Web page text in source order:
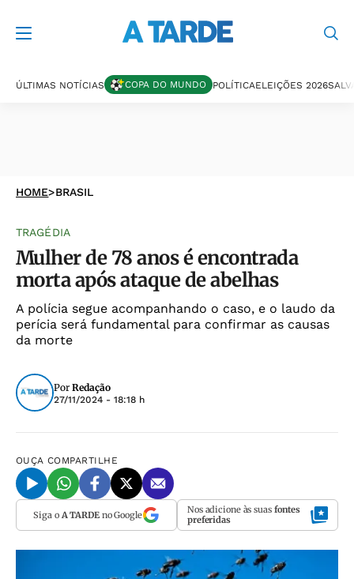
ÚLTIMAS NOTÍCIAS COPA DO MUNDO POLÍTICAELEIÇÕES 2026
HOME>BRASIL
TRAGÉDIA
Mulher de 78 anos é encontrada
morta após ataque de abelhas
A polícia segue acompanhando o caso, e o laudo da
perícia será fundamental para confirmar as causas
da morte
Por Redação
27/11/2024 - 18:18 h
OUÇA COMPARTILHE
Siga o A TARDEno Google Nos adicione às suas fontes
preferidas